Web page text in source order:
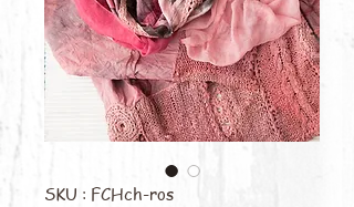
SKU : FCHch-ros